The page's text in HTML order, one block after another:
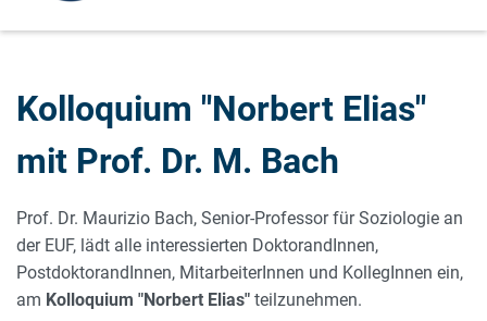
Kolloquium "Norbert Elias"
mit Prof. Dr. M. Bach
Prof. Dr. Maurizio Bach, Senior-Professor für Soziologie an
der EUF, lädt alle interessierten DoktorandInnen,
PostdoktorandInnen, MitarbeiterInnen und KollegInnen ein,
am Kolloquium "Norbert Elias" teilzunehmen.